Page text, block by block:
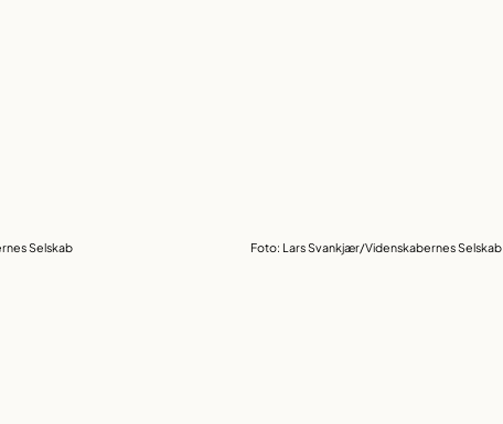
Selskab Foto: Lars Svankjær/Videnskabernes Selskab